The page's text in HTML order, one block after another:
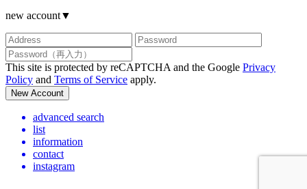
new account▼
This site is protected by reCAPTCHA and the Google Privacy
Policy and Terms of Service apply.
New Account
advanced search
list
information
contact
instagram